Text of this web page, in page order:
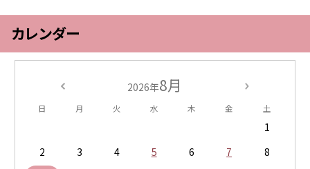
カレンダー
2026年8月
日 月 火 水 木 金 土
1
2
3 4 5 6 7
8